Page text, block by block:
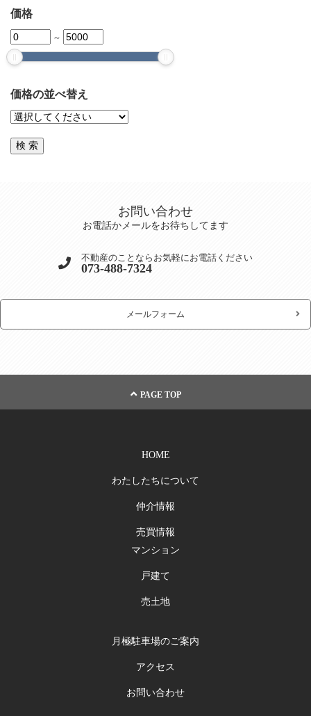
価格
～
価格の並べ替え
お問い合わせ
お電話かメールをお待ちしてます
不動産のことならお気軽にお電話ください
073-488-7324
メールフォーム
PAGE TOP
HOME
わたしたちについて
仲介情報
売買情報
マンション
戸建て
売土地
月極駐車場のご案内
アクセス
お問い合わせ